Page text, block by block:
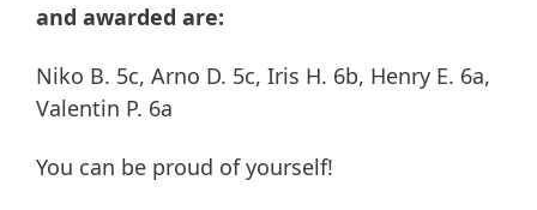
and awarded are:
Niko B. 5c, Arno D. 5c, Iris H. 6b, Henry E. 6a,
Valentin P. 6a
You can be proud of yourself!